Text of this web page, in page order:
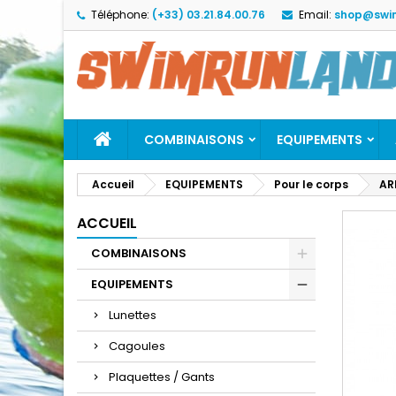
Téléphone: (+33) 03.21.84.00.76 Email:
COMBINAISONS EQUIPEMENTS
Accueil EQUIPEMENTS Pour le corps
ACCUEIL
COMBINAISONS
EQUIPEMENTS
Lunettes
Cagoules
Plaquettes / Gants
add_circle_outline